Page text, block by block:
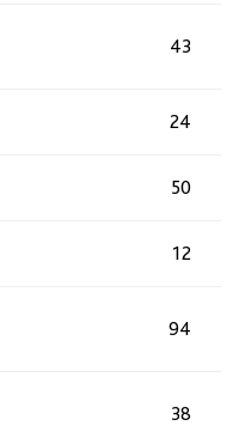
43
24
50
12
94
38